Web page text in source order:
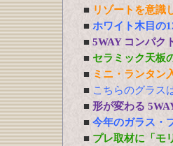
■ リゾートを意識
■ ホワイト木目の
■ 5WAY コンパク
■ セラミック天板
■ ミニ・ランタン
■ こちらのグラス
■ 形が変わる
■ 今年のガラス・
■ プレ取材に「モ